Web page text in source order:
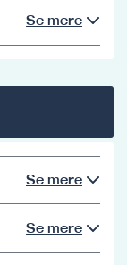
Se mere
Se mere
Se mere